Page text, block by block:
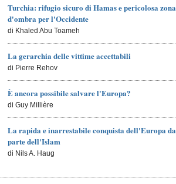
Turchia: rifugio sicuro di Hamas e pericolosa zona
d'ombra per l'Occidente
di Khaled Abu Toameh
La gerarchia delle vittime accettabili
di Pierre Rehov
È ancora possibile salvare l'Europa?
di Guy Millière
La rapida e inarrestabile conquista dell'Europa da
parte dell'Islam
di Nils A. Haug